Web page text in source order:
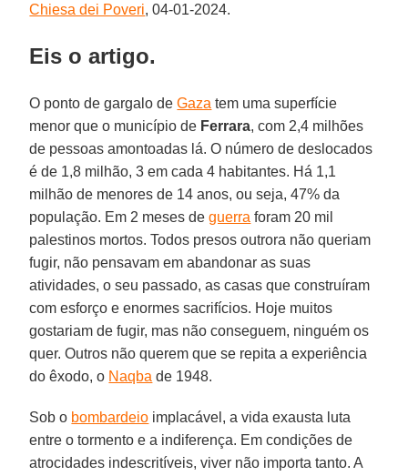
Chiesa dei Poveri, 04-01-2024.
Eis o artigo.
O ponto de gargalo deGaza tem uma superfície
menor que o município de Ferrara, com 2,4 milhões
de pessoas amontoadas lá. O número de deslocados
é de 1,8 milhão, 3 em cada 4 habitantes. Há 1,1
milhão de menores de 14 anos, ou seja, 47% da
população. Em 2 meses deguerra foram 20 mil
palestinos mortos. Todos presos outrora não queriam
fugir, não pensavam em abandonar as suas
atividades, o seu passado, as casas que construíram
com esforço e enormes sacrifícios. Hoje muitos
gostariam de fugir, mas não conseguem, ninguém os
quer. Outros não querem que se repita a experiência
do êxodo, o Naqba de 1948.
Sob o bombardeio implacável, a vida exausta luta
entre o tormento e a indiferença. Em condições de
atrocidades indescritíveis, viver não importa tanto. A